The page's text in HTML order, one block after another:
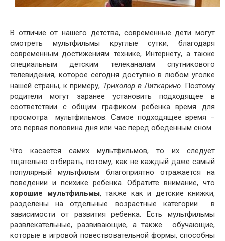
В отличие от нашего детства, современные дети могут
смотреть мультфильмы круглые сутки, благодаря
современным достижениям технике, Интернету, а также
специальным детским телеканалам спутникового
телевидения, которое сегодня доступно в любом уголке
нашей страны, к примеру, Триколор в Литкарино. Поэтому
родители могут заранее установить подходящее в
соответствии с общим графиком ребенка время для
просмотра мультфильмов. Самое подходящее время –
это первая половина дня или час перед обеденным сном.
Что касается самих мультфильмов, то их следует
тщательно отбирать, потому, как не каждый даже самый
популярный мультфильм благоприятно отражается на
поведении и психике ребенка. Обратите внимание, что
хорошие мультфильмы, также как и детские книжки,
разделены на отдельные возрастные категории в
зависимости от развития ребенка. Есть мультфильмы
развлекательные, развивающие, а также обучающие,
которые в игровой повествовательной формы, способны